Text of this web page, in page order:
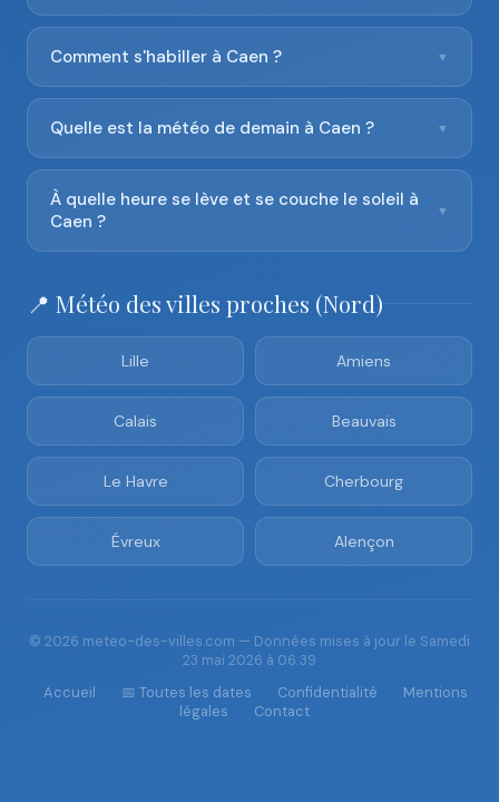
Comment s'habiller à Caen ? ▼
Quelle est la météo de demain à Caen ? ▼
À quelle heure se lève et se couche le soleil à
Caen ?
▼
📍 Météo des villes proches (Nord)
Lille Amiens
Calais Beauvais
Le Havre Cherbourg
Évreux Alençon
© 2026 meteo-des-villes.com — Données mises à jour le Samedi
23 mai 2026 à 06:39
Accueil
📅 Toutes les dates Confidentialité
Mentions
légales
Contact